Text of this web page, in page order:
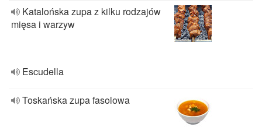
Katalońska zupa z kilku rodzajów
mięsa i warzyw
Escudella
Toskańska zupa fasolowa